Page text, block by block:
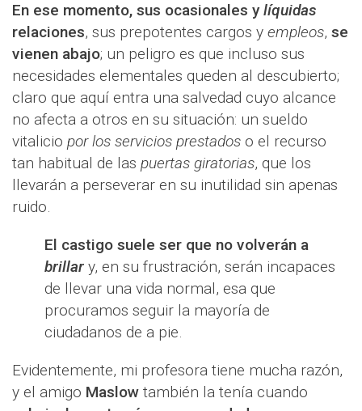
En ese momento, sus ocasionales ylíquidas
relaciones, sus prepotentes cargos y empleos, se
vienen abajo; un peligro es que incluso sus
necesidades elementales queden al descubierto;
claro que aquí entra una salvedad cuyo alcance
no afecta a otros en su situación: un sueldo
vitalicio por los servicios prestados o el recurso
tan habitual de las puertas giratorias, que los
llevarán a perseverar en su inutilidad sin apenas
ruido.
El castigo suele ser que no volverán a
brillar y, en su frustración, serán incapaces
de llevar una vida normal, esa que
procuramos seguir la mayoría de
ciudadanos de a pie.
Evidentemente, mi profesora tiene mucha razón,
y el amigo Maslow también la tenía cuando